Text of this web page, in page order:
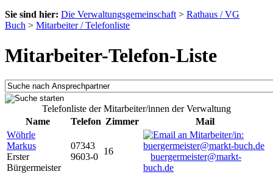
Sie sind hier: Die Verwaltungsgemeinschaft > Rathaus / VG
Buch > Mitarbeiter / Telefonliste
Mitarbeiter-Telefon-Liste
Telefonliste der Mitarbeiter/innen der Verwaltung
Name
Telefon Zimmer
Mail
Wöhrle
Markus
Erster
Bürgermeister
07343
9603-0
16
buergermeister@markt-
buch.de